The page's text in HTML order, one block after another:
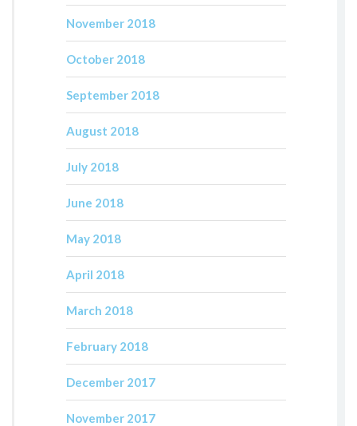
November 2018
October 2018
September 2018
August 2018
July 2018
June 2018
May 2018
April 2018
March 2018
February 2018
December 2017
November 2017